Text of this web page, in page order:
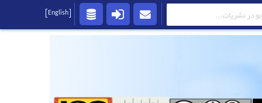
[English]